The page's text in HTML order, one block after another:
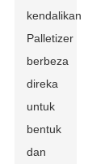
kendalikan.
Palletizer
berbeza
direka
untuk
bentuk
dan